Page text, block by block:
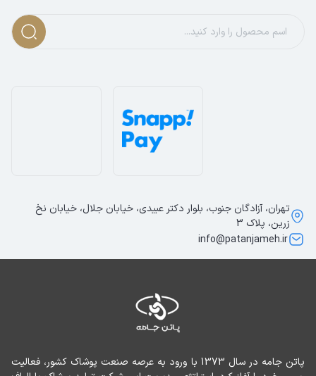
تهران، آزادگان جنوب، بلوار دکتر عبیدی، خیابان جلال، خیابان نخ
زرین، پلاک 3
info@patanjameh.ir